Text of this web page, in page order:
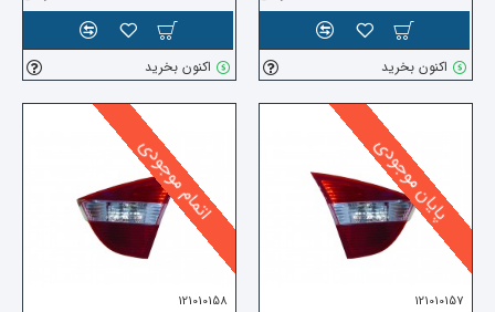
اکنون بخرید اکنون بخرید
پایان موجودی
121010157
اتمام موجودی
121010158